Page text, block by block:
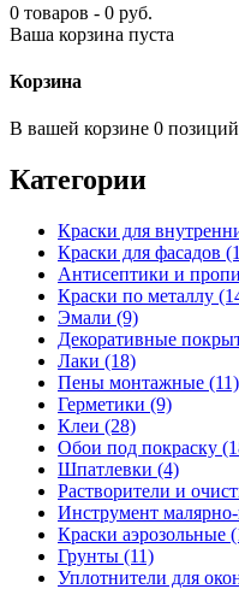
0 товаров - 0 руб.
Ваша корзина пуста
Корзина
В вашей корзине 0
Категории
Краски для
Краски для фасадов
Антисептики и
Краски по металлу
Эмали (9)
Декоративные
Лаки (18)
Пены монтажные (11)
Герметики (9)
Клеи (28)
Обои под покраску
Шпатлевки (4)
Растворители и
Инструмент
Краски аэрозольные
Грунты (11)
Уплотнители для